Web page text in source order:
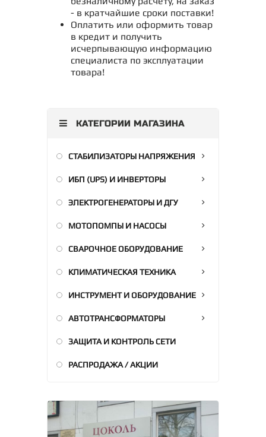
- в кратчайшие сроки поставки!
Оплатить или оформить товар
в кредит и получить
исчерпывающую информацию
специалиста по эксплуатации
товара!
КАТЕГОРИИ МАГАЗИНА
СТАБИЛИЗАТОРЫ НАПРЯЖЕНИЯ
ИБП (UPS) И ИНВЕРТОРЫ
ЭЛЕКТРОГЕНЕРАТОРЫ И ДГУ
МОТОПОМПЫ И НАСОСЫ
СВАРОЧНОЕ ОБОРУДОВАНИЕ
КЛИМАТИЧЕСКАЯ ТЕХНИКА
ИНСТРУМЕНТ И ОБОРУДОВАНИЕ
АВТОТРАНСФОРМАТОРЫ
ЗАЩИТА И КОНТРОЛЬ СЕТИ
РАСПРОДАЖА / АКЦИИ